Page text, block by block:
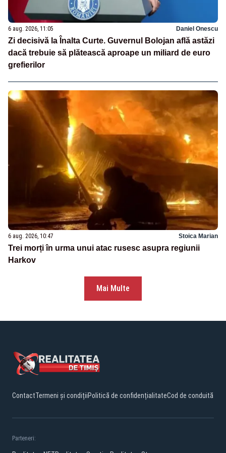
6 aug. 2026, 11:05 Daniel Onescu
Zi decisivă la Înalta Curte. Guvernul Bolojan află astăzi
dacă trebuie să plătească aproape un miliard de euro
grefierilor
6 aug. 2026, 10:47 Stoica Marian
Trei morți în urma unui atac rusesc asupra regiunii
Harkov
Mai Multe
ContactTermeni și condițiiPolitică de confidențialitateCod de conduită
Parteneri: